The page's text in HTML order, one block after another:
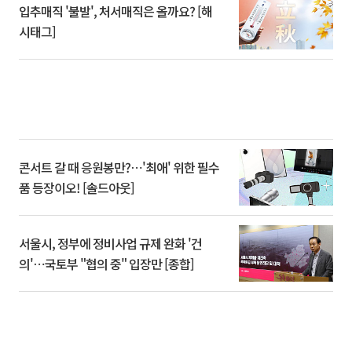
입추매직 '불발', 처서매직은 올까요? [해
시태그]
콘서트 갈 때 응원봉만?⋯'최애' 위한 필수
품 등장이오! [솔드아웃]
서울시, 정부에 정비사업 규제 완화 '건
의'⋯국토부 "협의 중" 입장만 [종합]